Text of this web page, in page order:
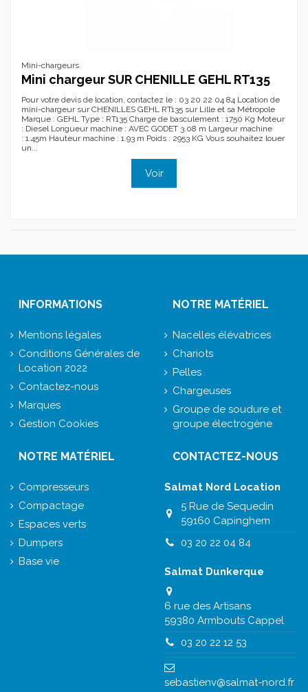
Mini-chargeurs
Mini chargeur SUR CHENILLE GEHL RT135
Pour votre devis de location, contactez le : 03 20 22 04 84 Location de
mini-chargeur sur CHENILLES GEHL RT135 sur Lille et sa Métropole
Marque : GEHL Type : RT135 Charge de basculement : 1750 Kg Moteur
: Diesel Longueur machine : AVEC GODET 3.08 m Largeur machine
: 1.45m Hauteur machine : 1.93 m Poids : 2953 KG Vous souhaitez louer
un...
Voir
INFORMATIONS
Mentions légales
Conditions Générales de
Location 2022
Contactez-nous
Marques
Gestion Cookies
NOTRE MATÉRIEL
Nacelles élévatrices
Chariots
Pelles
Chargeuses
Groupe de soudure et
groupe électrogène
NOTRE MATÉRIEL
Compresseurs
Compactage
Espaces verts
Dumpers
Base vie
CONTACTEZ-NOUS
Salmat Nord Location
5 Rue de Sequedin
59160 Capinghem
03 20 22 04 84
Salmat Dunkerque
6 rue des Artisans
59380 Armbouts Cappel
03 20 22 12 53
sebastienv@salmat-nord.fr